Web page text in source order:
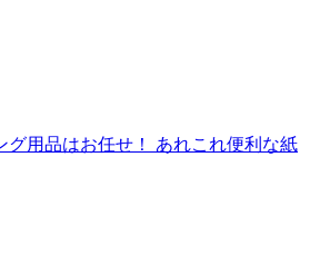
グ用品はお任せ！ あれこれ便利な紙